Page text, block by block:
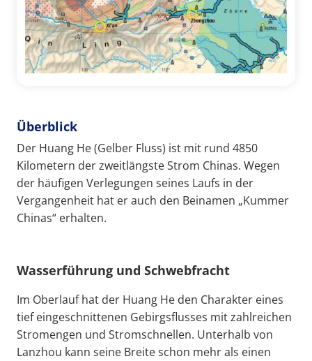
Überblick
Der Huang He (Gelber Fluss) ist mit rund 4850
Kilometern der zweitlängste Strom Chinas. Wegen
der häufigen Verlegungen seines Laufs in der
Vergangenheit hat er auch den Beinamen „Kummer
Chinas“ erhalten.
Wasserführung und Schwebfracht
Im Oberlauf hat der Huang He den Charakter eines
tief eingeschnittenen Gebirgsflusses mit zahlreichen
Stromengen und Stromschnellen. Unterhalb von
Lanzhou kann seine Breite schon mehr als einen